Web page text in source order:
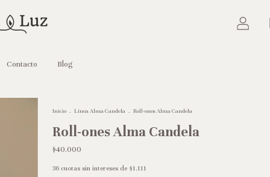
Contacto Blog
Inicio . Línea Alma Candela . Roll-ones Alma Candela
Roll-ones Alma Candela
$40.000
36 cuotas sin intereses de $1.111